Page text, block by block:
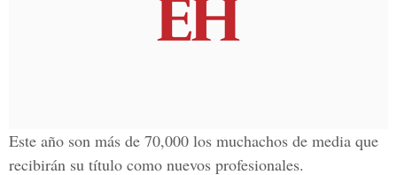
Este año son más de 70,000 los muchachos de media que
recibirán su título como nuevos profesionales.